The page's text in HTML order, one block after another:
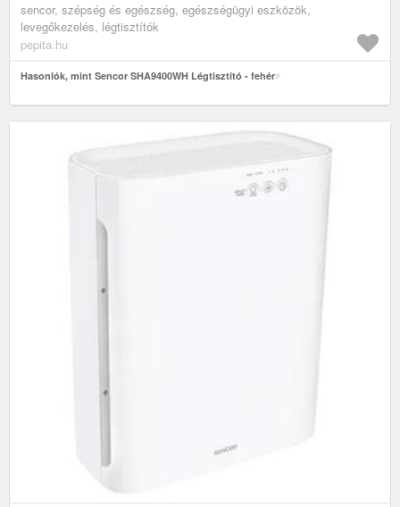
sencor, szépség és egészség, egészségügyi eszközök,
levegőkezelés, légtisztítók
pepita.hu
Hasonlók, mint Sencor SHA9400WH Légtisztító - fehér